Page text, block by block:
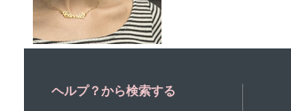
ヘルプ？から検索する